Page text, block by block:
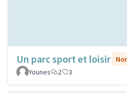
Un parc sport et loisir
Younes
2 3